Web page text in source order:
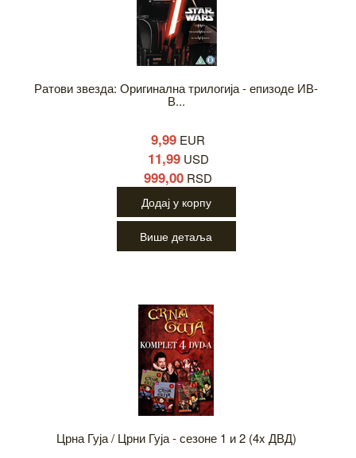
Ратови звезда: Оригинална трилогија - епизоде ИВ-
В...
9,99 EUR
11,99USD
999,00 RSD
Додај у корпу
Више детаља
Црна Гуја / Црни Гуја - сезоне 1 и 2 (4x ДВД)